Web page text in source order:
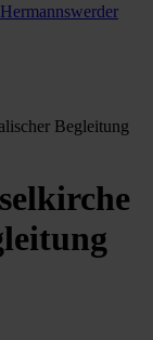
Begleitung